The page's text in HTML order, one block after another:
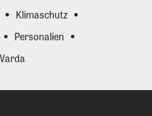
Klimaschutz
Personalien